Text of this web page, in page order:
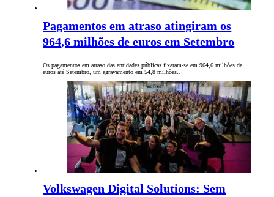
Pagamentos em atraso atingiram os
964,6 milhões de euros em Setembro
Os pagamentos em atraso das entidades públicas fixaram-se em 964,6 milhões de
euros até Setembro, um agravamento em 54,8 milhões…
Volkswagen Digital Solutions: Sem